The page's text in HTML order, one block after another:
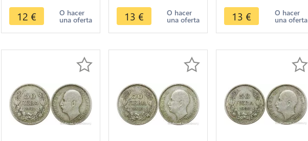
Serdica -> Make
Offer
12 € O hacer
una oferta
offer
13 € O hacer
una oferta
offer
13 € O hacer
una oferta